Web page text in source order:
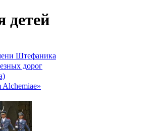
детей
Штефаника
дорог